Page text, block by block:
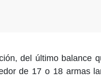
del último balance
de 17 o 18 armas